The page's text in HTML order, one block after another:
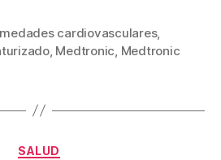
er
e
m
p
tir
cardiovasculares,
, Medtronic, Medtronic
Categorías
SALUD